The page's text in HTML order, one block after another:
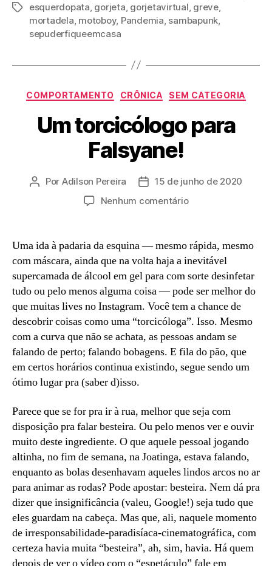
Tagsesquerdopata, gorjeta, gorjetavirtual, greve,
mortadela, motoboy, Pandemia, sambapunk,
sepuderfiqueemcasa
Categorias
COMPORTAMENTO CRÔNICA SEM CATEGORIA
Um torcicólogo para
Falsyane!
Autor
Por Adilson Pereira
Data15 de junho de 2020
Nenhum comentárioem
para
Falsyane!
Uma ida à padaria da esquina — mesmo rápida, mesmo
com máscara, ainda que na volta haja a inevitável
supercamada de álcool em gel para com sorte desinfetar
tudo ou pelo menos alguma coisa — pode ser melhor do
que muitas lives no Instagram. Você tem a chance de
descobrir coisas como uma “torcicóloga”. Isso. Mesmo
com a curva que não se achata, as pessoas andam se
falando de perto; falando bobagens. E fila do pão, que
em certos horários continua existindo, segue sendo um
ótimo lugar pra (saber d)isso.
Parece que se for pra ir à rua, melhor que seja com
disposição pra falar besteira. Ou pelo menos ver e ouvir
muito deste ingrediente. O que aquele pessoal jogando
altinha, no fim de semana, na Joatinga, estava falando,
enquanto as bolas desenhavam aqueles lindos arcos no ar
para animar as rodas? Pode apostar: besteira. Nem dá pra
dizer que insignificância (valeu, Google!) seja tudo que
eles guardam na cabeça. Mas que, ali, naquele momento
de irresponsabilidade-paradisíaca-cinematográfica, com
certeza havia muita “besteira”, ah, sim, havia. Há quem